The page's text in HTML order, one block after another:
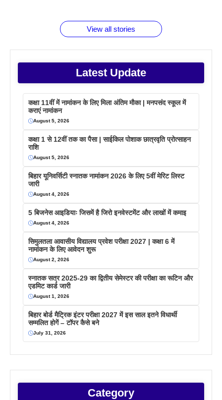
View all stories
Latest Update
कक्षा 11वीं में नामांकन के लिए मिला अंतिम मौका | मनपसंद स्कूल में
कराएं नामांकन
August 5, 2026
कक्षा 1 से 12वीं तक का पैसा | साईकिल पोशाक छात्रवृति प्रोत्साहन
राशि
August 5, 2026
बिहार यूनिवर्सिटी स्नातक नामांकन 2026 के लिए 5वीं मेरिट लिस्ट
जारी
August 4, 2026
5 बिजनेस आइडियाः जिसमें है जिरो इनवेस्टमेंट और लाखों में कमाइ
August 4, 2026
सिमुलतला आवासीय विद्यालय प्रवेश परीक्षा 2027 | कक्षा 6 में
नामांकन के लिए आवेदन शुरू
August 2, 2026
स्नातक सत्र 2025-29 का द्वितीय सेमेस्टर की परीक्षा का रूटिन और
एडमिट कार्ड जारी
August 1, 2026
बिहार बोर्ड मैट्रिक इंटर परीक्षा 2027 में इस साल इतने विधार्थी
सम्मलित होगें – टॉपर कैसे बने
July 31, 2026
Category